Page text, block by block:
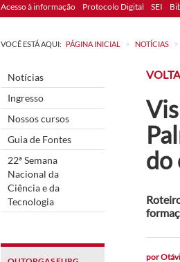
Acesso à informação Protocolo Digital SEI
VOCÊ ESTÁ AQUI: PÁGINA INICIAL > NOTÍCIAS >
Notícias
Ingresso
Nossos cursos
Guia de Fontes
22ª Semana
Nacional da
Ciência e da
Tecnologia
do
por